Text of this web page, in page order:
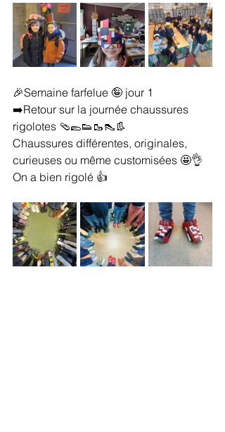
🎉Semaine farfelue 🤪 jour 1
➡️Retour sur la journée chaussures
rigolotes 🩴🥿👟🥾👠👢
Chaussures différentes, originales,
curieuses ou même customisées 🤩👌
On a bien rigolé 👍